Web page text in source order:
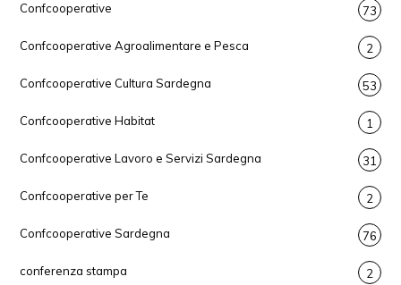
Confcooperative 73
Confcooperative Agroalimentare e Pesca 2
Confcooperative Cultura Sardegna 53
Confcooperative Habitat 1
Confcooperative Lavoro e Servizi Sardegna 31
Confcooperative per Te 2
Confcooperative Sardegna 76
conferenza stampa 2